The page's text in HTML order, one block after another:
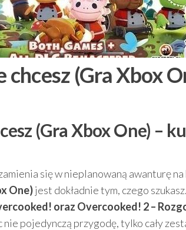
(Gra Xbox
(Gra Xbox One) –
się w nieplanowaną awanturę
One)jest dokładnie tym, czego
oraz Overcooked! 2 –
pojedynczą przygodę, tylko cały